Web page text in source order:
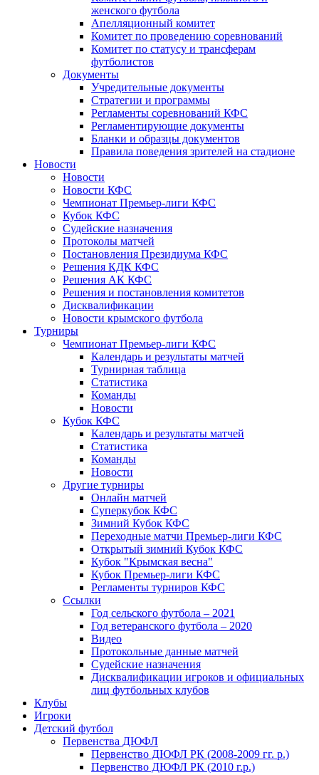
женского футбола
Апелляционный комитет
Комитет по проведению соревнований
Комитет по статусу и трансферам
футболистов
Документы
Учредительные документы
Стратегии и программы
Регламенты соревнований КФС
Регламентирующие документы
Бланки и образцы документов
Правила поведения зрителей на стадионе
Новости
Новости
Новости КФС
Чемпионат Премьер-лиги КФС
Кубок КФС
Судейские назначения
Протоколы матчей
Постановления Президиума КФС
Решения КДК КФС
Решения АК КФС
Решения и постановления комитетов
Дисквалификации
Новости крымского футбола
Турниры
Чемпионат Премьер-лиги КФС
Календарь и результаты матчей
Турнирная таблица
Статистика
Команды
Новости
Кубок КФС
Календарь и результаты матчей
Статистика
Команды
Новости
Другие турниры
Онлайн матчей
Суперкубок КФС
Зимний Кубок КФС
Переходные матчи Премьер-лиги КФС
Открытый зимний Кубок КФС
Кубок "Крымская весна"
Кубок Премьер-лиги КФС
Регламенты турниров КФС
Ссылки
Год сельского футбола – 2021
Год ветеранского футбола – 2020
Видео
Протокольные данные матчей
Судейские назначения
Дисквалификации игроков и официальных
лиц футбольных клубов
Клубы
Игроки
Детский футбол
Первенства ДЮФЛ
Первенство ДЮФЛ РК (2008-2009 гг. р.)
Первенство ДЮФЛ РК (2010 г.р.)